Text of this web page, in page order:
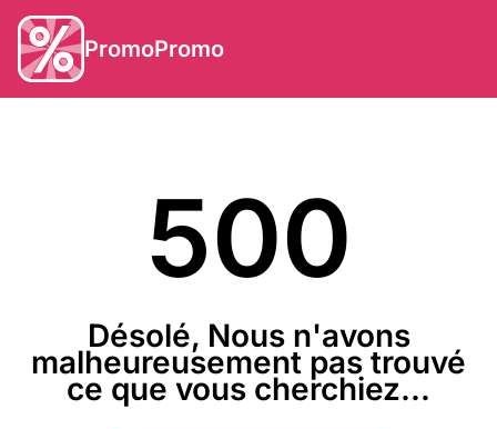
PromoPromo
500
Désolé, Nous n'avons
malheureusement pas trouvé
ce que vous cherchiez...